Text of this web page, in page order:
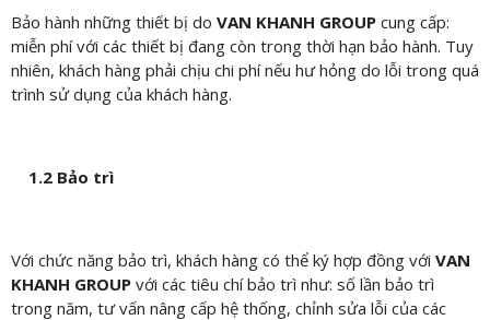
Bảo hành những thiết bị do VAN KHANH GROUP cung cấp:
miễn phí với các thiết bị đang còn trong thời hạn bảo hành. Tuy
nhiên, khách hàng phải chịu chi phí nếu hư hỏng do lỗi trong quá
trình sử dụng của khách hàng.
1.2 Bảo trì
Với chức năng bảo trì, khách hàng có thể ký hợp đồng với VAN
KHANH GROUP với các tiêu chí bảo trì như: số lần bảo trì
trong năm, tư vấn nâng cấp hệ thống, chỉnh sửa lỗi của các